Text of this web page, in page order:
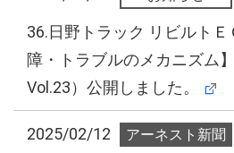
36.日野トラック リビルト
障・トラブルのメカニズム
Vol.23）公開しました。
2025/02/12